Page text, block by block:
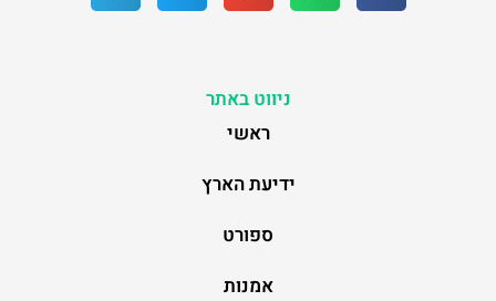
ניווט באתר
ראשי
ידיעת הארץ
ספורט
אמנות